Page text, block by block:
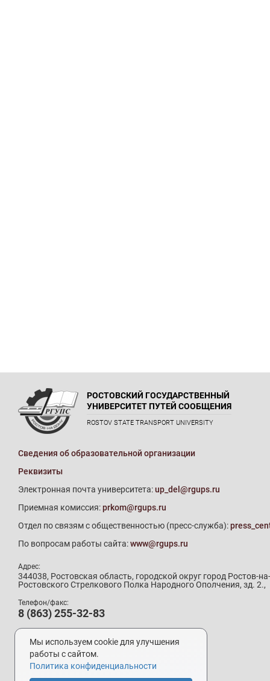
РОСТОВСКИЙ ГОСУДАРСТВЕННЫЙ
УНИВЕРСИТЕТ ПУТЕЙ СООБЩЕНИЯ
ROSTOV STATE TRANSPORT UNIVERSITY
Сведения об образовательной организации
Реквизиты
Электронная почта университета:up_del@rgups.ru
Приемная комиссия:prkom@rgups.ru
Отдел по связям с общественностью (пресс-служба):
По вопросам работы сайта:www@rgups.ru
Адрес:
344038, Ростовская область, городской округ город Ростов-
Ростовского Стрелкового Полка Народного Ополчения, зд. 2.,
Телефон/факс:
8 (863) 255-32-83
Телефон приемной комиссии:
8 (800) 707-19-29
8 (863) 272-64-88
Мы используем cookie для улучшения
работы с сайтом.
Политика конфиденциальности